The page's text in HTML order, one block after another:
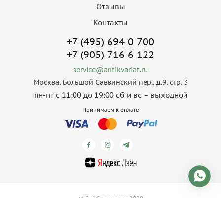
Отзывы
Контакты
+7 (495) 694 0 700
+7 (905) 716 6 122
service@antikvariat.ru
Москва, Большой Саввинский пер., д.9, стр. 3
пн-пт с 11:00 до 19:00 сб и вс – выходной
Принимаем к оплате